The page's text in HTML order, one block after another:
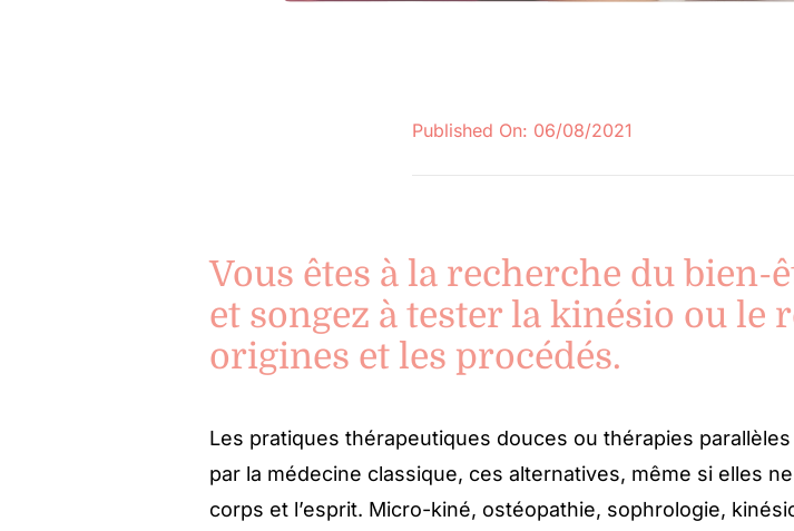
Published On: 06/08/2021
Vous êtes à la recherche du
et songez à tester la kinésio ou le
origines et les procédés.
Les pratiques thérapeutiques douces ou thérapies
par la médecine classique, ces alternatives, même si elles
corps et l’esprit. Micro-kiné, ostéopathie, sophrologie,